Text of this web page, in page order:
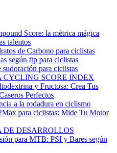
Score: la métrica mágica
talentos
de Carbono para ciclistas
según ftp para ciclistas
sudoración para ciclistas
SCORE INDEX
y Fructosa: Crea Tus
Perfectos
a la rodadura en ciclismo
para ciclistas: Mide Tu Motor
DESARROLLOS
para MTB: PSI y Bares según